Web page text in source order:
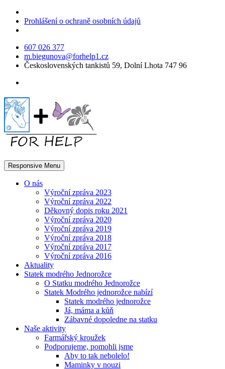
Prohlášení o ochraně osobních údajů
607 026 377
m.biegunova@forhelp1.cz
Československých tankistů 59, Dolní Lhota 747 96
Responsive Menu
O nás
Výroční zpráva 2023
Výroční zpráva 2022
Děkovný dopis roku 2021
Výroční zpráva 2020
Výroční zpráva 2019
Výroční zpráva 2018
Výroční zpráva 2017
Výroční zpráva 2016
Aktuality
Statek modrého Jednorožce
O Statku modrého Jednorožce
Statek Modrého jednorožce nabízí
Statek modrého jednorožce
Já, máma a kůň
Zábavné dopoledne na statku
Naše aktivity
Farmářský kroužek
Podporujeme, pomohli jsme
Aby to tak nebolelo!
Maminky v nouzi